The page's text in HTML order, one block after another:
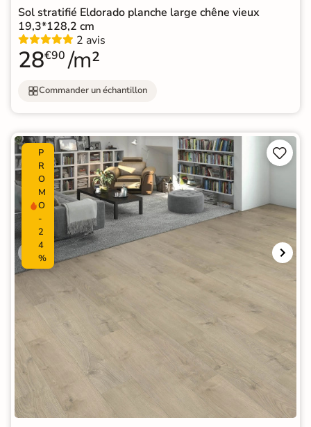
Sol stratifié Eldorado planche large chêne vieux
19,3*128,2 cm
2 avis
28€90 /m²
Commander un échantillon
P
R
O
M
O
-
2
4
%

